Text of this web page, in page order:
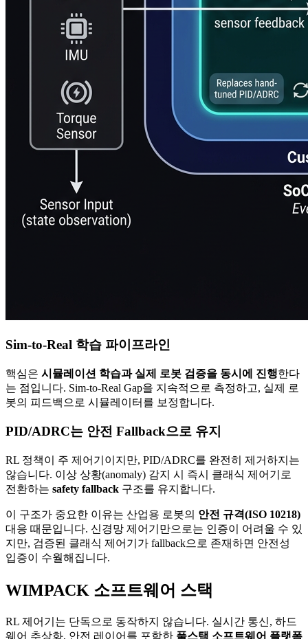
Sim-to-Real 학습 파이프라인
핵심은 시뮬레이션 학습과 실제 로봇 검증을 동시에 진행한다
는 점입니다. Sim-to-Real Gap을 지속적으로 측정하고, 실제 로
봇의 피드백으로 시뮬레이터를 보정합니다.
PID/ADRC는 안전 Fallback으로 유지
RL 정책이 주 제어기이지만, PID/ADRC를 완전히 제거하지는
않습니다. 이상 상황(anomaly) 감지 시 즉시 클래식 제어기로
전환하는 safety fallback 구조를 유지합니다.
이 구조가 중요한 이유는 산업용 로봇의 안전 규격(ISO 10218)
대응 때문입니다. 신경망 제어기만으로는 인증이 어려울 수 있
지만, 검증된 클래식 제어기가 fallback으로 존재하면 안전성
입증이 수월해집니다.
WIMPACK 소프트웨어 스택
RL 제어기는 단독으로 동작하지 않습니다. 실시간 통신, 하드
웨어 추상화, 안전 레이어를 포함한 풀스택 소프트웨어 플랫폼